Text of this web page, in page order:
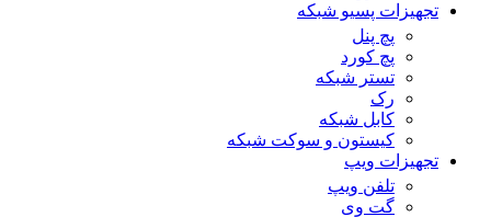
تجهیزات پسیو شبکه
پچ پنل
پچ کورد
تستر شبکه
رک
کابل شبکه
کیستون و سوکت شبکه
تجهیزات ویپ
تلفن ویپ
گت وی